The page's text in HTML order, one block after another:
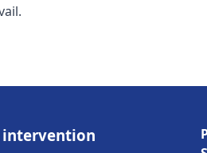
intervention